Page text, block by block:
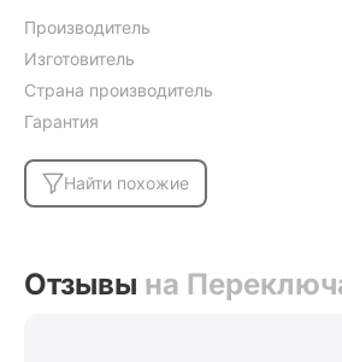
Производитель
Изготовитель
Страна производитель
Гарантия
Найти похожие
Отзывы на